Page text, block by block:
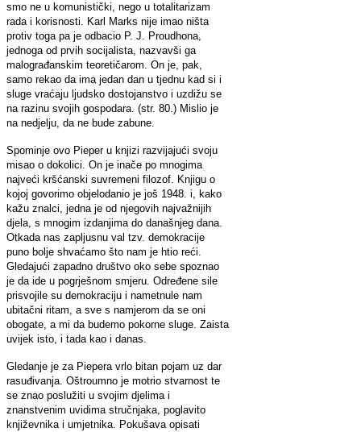
smo ne u komunistički, nego u totalitarizam
rada i korisnosti. Karl Marks nije imao ništa
protiv toga pa je odbacio P. J. Proudhona,
jednoga od prvih socijalista, nazvavši ga
malograđanskim teoretičarom. On je, pak,
samo rekao da ima jedan dan u tjednu kad si i
sluge vraćaju ljudsko dostojanstvo i uzdižu se
na razinu svojih gospodara. (str. 80.) Mislio je
na nedjelju, da ne bude zabune.
Spominje ovo Pieper u knjizi razvijajući svoju
misao o dokolici. On je inače po mnogima
najveći kršćanski suvremeni filozof. Knjigu o
kojoj govorimo objelodanio je još 1948. i, kako
kažu znalci, jedna je od njegovih najvažnijih
djela, s mnogim izdanjima do današnjeg dana.
Otkada nas zapljusnu val tzv. demokracije
puno bolje shvaćamo što nam je htio reći.
Gledajući zapadno društvo oko sebe spoznao
je da ide u pogrješnom smjeru. Određene sile
prisvojile su demokraciju i nametnule nam
ubitačni ritam, a sve s namjerom da se oni
obogate, a mi da budemo pokorne sluge. Zaista
uvijek isto, i tada kao i danas.
Gledanje je za Piepera vrlo bitan pojam uz dar
rasuđivanja. Oštroumno je motrio stvarnost te
se znao poslužiti u svojim djelima i
znanstvenim uvidima stručnjaka, poglavito
književnika i umjetnika. Pokušava opisati